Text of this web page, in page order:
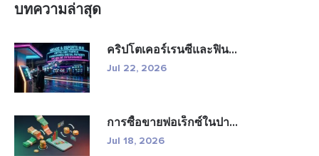
บทความล่าสุด
คริปโตเคอร์เรนซีและฟิน...
Jul 22, 2026
การซื้อขายฟอเร็กซ์ในปา...
Jul 18, 2026